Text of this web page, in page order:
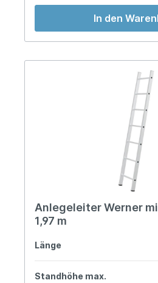
In den
Anlegeleiter Werner
1,97 m
Länge
Standhöhe max.